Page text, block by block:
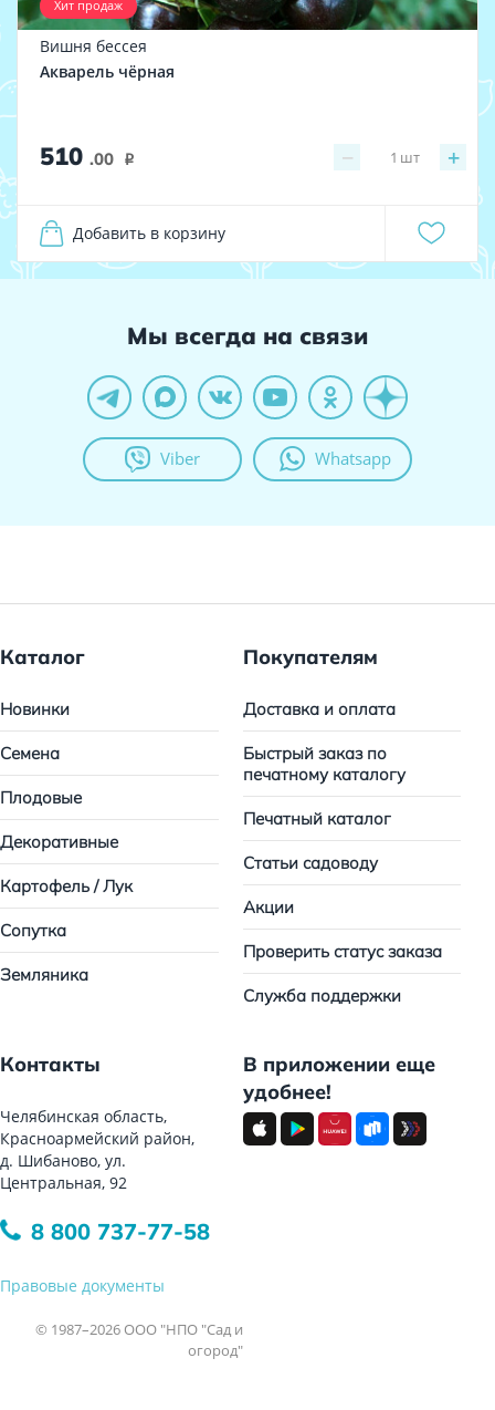
Хит продаж
Вишня бессея
Акварель чёрная
510 .00 i − +
1 шт
Добавить в корзину
Мы всегда на связи
Viber Whatsapp
Каталог
Новинки
Семена
Плодовые
Декоративные
Картофель / Лук
Сопутка
Земляника
Покупателям
Доставка и оплата
Быстрый заказ по
печатному каталогу
Печатный каталог
Статьи садоводу
Акции
Проверить статус заказа
Служба поддержки
Контакты
Челябинская область,
Красноармейский район,
д. Шибаново, ул.
Центральная, 92
8 800 737-77-58
Правовые документы
© 1987–2026 ООО "НПО "Сад и
огород"
В приложении еще
удобнее!